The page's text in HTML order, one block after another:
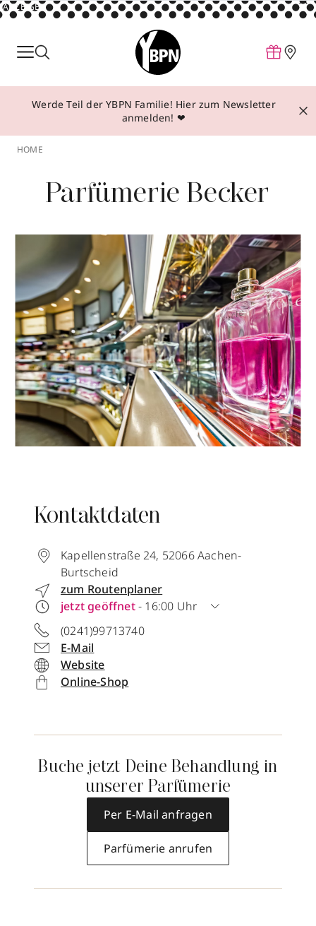
ANZEIGE
Parfum
Make-up
Behandlungen
Über YBPN
Aktionen
Storefinder
Werde Teil der YBPN Familie! Hier zum Newsletter
anmelden! ❤
HOME
Parfümerie Becker
Kontaktdaten
Kapellenstraße 24, 52066Aachen-
Burtscheid
zum Routenplaner
jetzt geöffnet- 16:00 Uhr
(0241)99713740
E-Mail
Website
Online-Shop
Buche jetzt Deine Behandlung in
unserer Parfümerie
Per E-Mail anfragen
Parfümerie anrufen